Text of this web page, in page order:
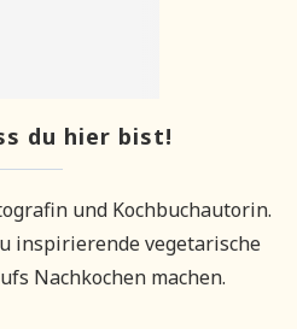
du hier bist!
und Kochbuchautorin.
inspirierende vegetarische
Nachkochen machen.